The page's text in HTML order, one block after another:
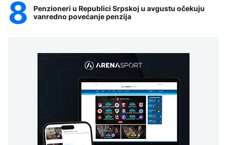
Penzioneri u Republici Srpskoj u avgustu očekuju
vanredno povećanje penzija